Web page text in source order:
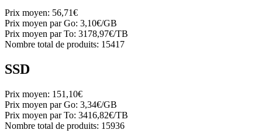
Prix moyen: 56,71€
Prix moyen par Go: 3,10€/GB
Prix moyen par To: 3178,97€/TB
Nombre total de produits: 15417
SSD
Prix moyen: 151,10€
Prix moyen par Go: 3,34€/GB
Prix moyen par To: 3416,82€/TB
Nombre total de produits: 15936